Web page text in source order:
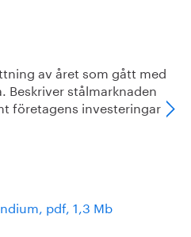
av året som gått med
stålmarknaden
företagens investeringar
pdf, 1,3 Mb